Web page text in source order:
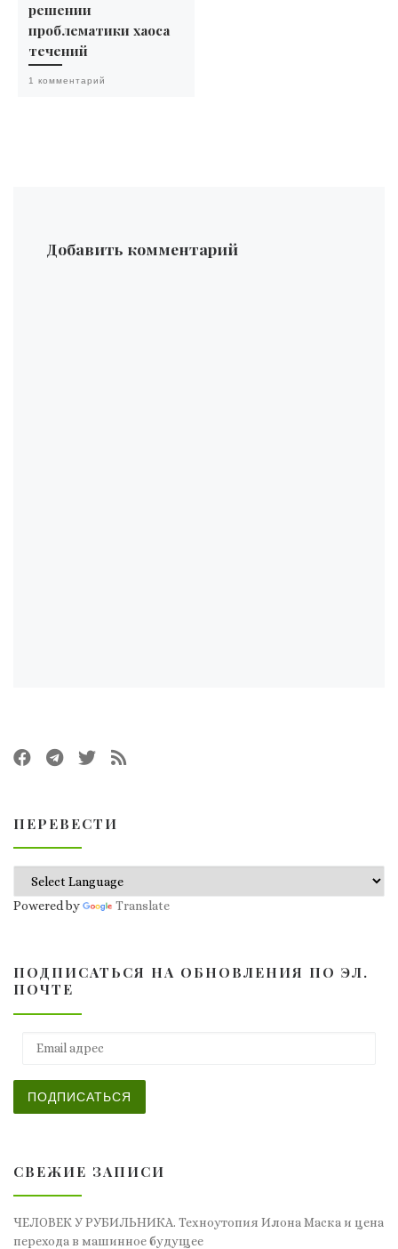
решении
проблематики хаоса
течений
1 комментарий
Добавить комментарий
ПЕРЕВЕСТИ
Powered by Translate
ПОДПИСАТЬСЯ НА ОБНОВЛЕНИЯ ПО ЭЛ.
ПОЧТЕ
ПОДПИСАТЬСЯ
СВЕЖИЕ ЗАПИСИ
ЧЕЛОВЕК У РУБИЛЬНИКА. Техноутопия Илона Маска и цена
перехода в машинное будущее